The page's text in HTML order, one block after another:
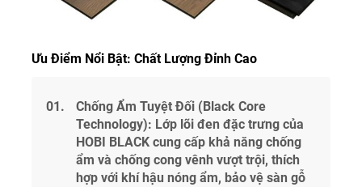
Ưu Điểm Nổi Bật: Chất Lượng Đỉnh Cao
Chống Ẩm Tuyệt Đối (Black Core
Technology): Lớp lõi đen đặc trưng của
HOBI BLACK cung cấp khả năng chống
ẩm và chống cong vênh vượt trội, thích
hợp với khí hậu nóng ẩm, bảo vệ sàn gỗ